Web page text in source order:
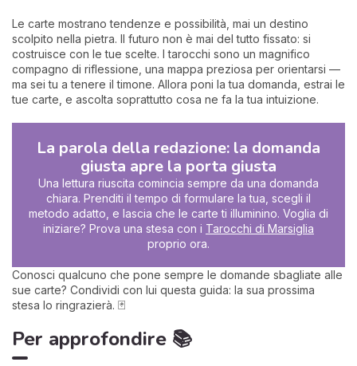
Le carte mostrano tendenze e possibilità, mai un destino
scolpito nella pietra. Il futuro non è mai del tutto fissato: si
costruisce con le tue scelte. I tarocchi sono un magnifico
compagno di riflessione, una mappa preziosa per orientarsi —
ma sei tu a tenere il timone. Allora poni la tua domanda, estrai le
tue carte, e ascolta soprattutto cosa ne fa la tua intuizione.
La parola della redazione: la domanda
giusta apre la porta giusta
Una lettura riuscita comincia sempre da una domanda
chiara. Prenditi il tempo di formulare la tua, scegli il
metodo adatto, e lascia che le carte ti illuminino. Voglia di
iniziare? Prova una stesa con i Tarocchi di Marsiglia
proprio ora.
Conosci qualcuno che pone sempre le domande sbagliate alle
sue carte? Condividi con lui questa guida: la sua prossima
stesa lo ringrazierà. 🃏
Per approfondire 📚